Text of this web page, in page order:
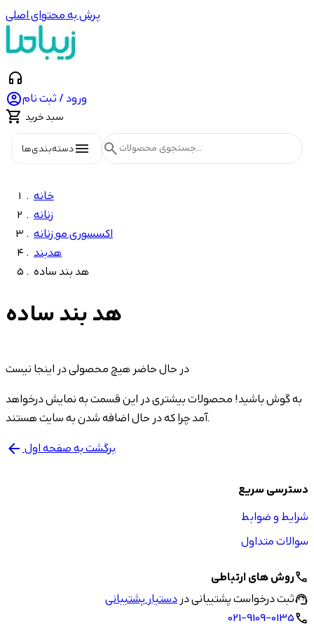
پرش به محتوای اصلی
headphones
ورود / ثبت نام
 سبد خرید
menuدسته‌بندی‌ها search
خانه
زنانه
اکسسوری مو زنانه
هدبند
هد بند ساده
هد بند ساده
در حال حاضر هیچ محصولی در اینجا نیست
به گوش باشید! محصولات بیشتری در این قسمت به نمایش درخواهد
آمد چرا که در حال اضافه شدن به سایت هستند.
arrow_back برگشت به صفحه اول
دسترسی سریع
شرایط و ضوابط
سوالات متداول
callروش های ارتباطی
support_agentثبت درخواست پشتیبانی دردستیار پشتیبانی
call
021-9109-0135